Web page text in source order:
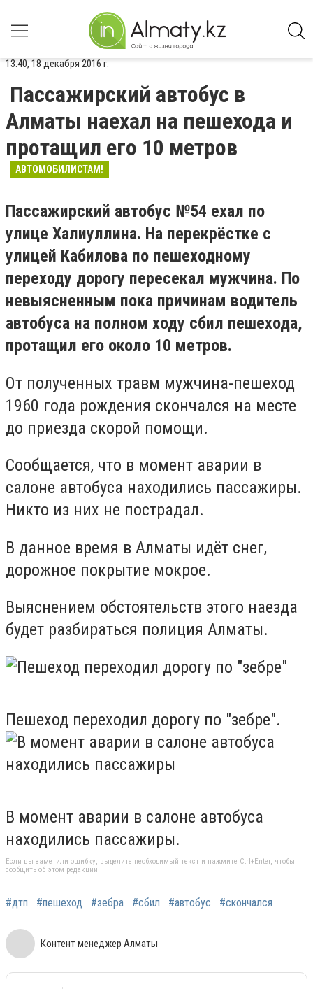
13:40, 18 декабря 2016 г.
Пассажирский автобус в
Алматы наехал на пешехода и
протащил его 10 метров
АВТОМОБИЛИСТАМ!
Пассажирский автобус №54 ехал по
улице Халиуллина. На перекрёстке с
улицей Кабилова по пешеходному
переходу дорогу пересекал мужчина. По
невыясненным пока причинам водитель
автобуса на полном ходу сбил пешехода,
протащил его около 10 метров.
От полученных травм мужчина-пешеход
1960 года рождения скончался на месте
до приезда скорой помощи.
Сообщается, что в момент аварии в
салоне автобуса находились пассажиры.
Никто из них не пострадал.
В данное время в Алматы идёт снег,
дорожное покрытие мокрое.
Выяснением обстоятельств этого наезда
будет разбираться полиция Алматы.
Пешеход переходил дорогу по "зебре".
В момент аварии в салоне автобуса
находились пассажиры.
Если вы заметили ошибку, выделите необходимый текст и нажмите Ctrl+Enter, чтобы
сообщить об этом редакции
#дтп #пешеход #зебра #сбил #автобус #скончался
Контент менеджер Алматы